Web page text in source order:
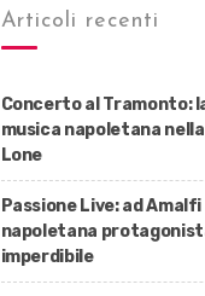
Articoli recenti
Concerto al Tramonto:
musica napoletana
Lone
Passione Live: ad
napoletana
imperdibile